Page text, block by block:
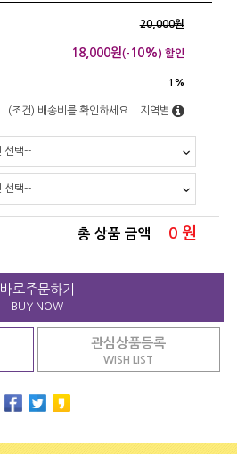
20,000원
18,000원(- 10%) 할인
1%
(조건) 배송비를 확인하세요 지역별
총 상품 금액 0 원
바로주문하기
BUY NOW
관심상품등록
WISH LIST